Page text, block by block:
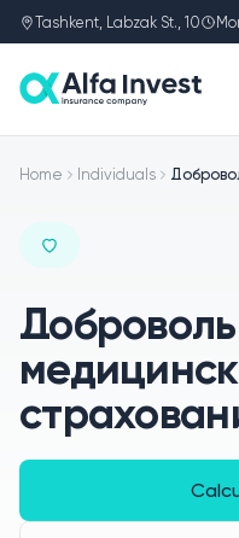
Tashkent, Labzak St., 10
Home Individuals